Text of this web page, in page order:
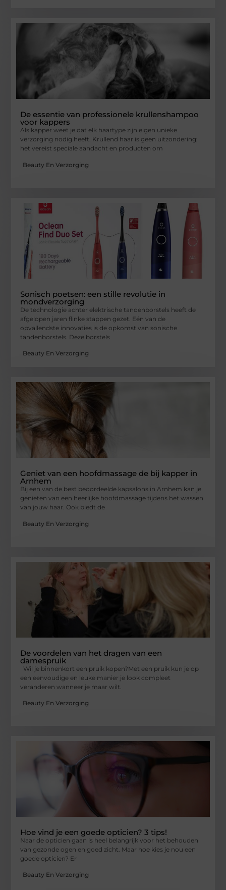
De essentie van professionele krullenshampoo
voor kappers
Als kapper weet je dat elk haartype zijn eigen unieke
verzorging nodig heeft. Krullend haar is geen uitzondering;
het vereist speciale aandacht en producten om
Beauty En Verzorging
Sonisch poetsen: een stille revolutie in
mondverzorging
De technologie achter elektrische tandenborstels heeft de
afgelopen jaren flinke stappen gezet. Eén van de
opvallendste innovaties is de opkomst van sonische
tandenborstels. Deze borstels
Beauty En Verzorging
Geniet van een hoofdmassage de bij kapper in
Arnhem
Bij een van de best beoordeelde kapsalons in Arnhem kan je
genieten van een heerlijke hoofdmassage tijdens het wassen
van jouw haar. Ook biedt de
Beauty En Verzorging
De voordelen van het dragen van een
damespruik
Wil je binnenkort een pruik kopen?Met een pruik kun je op
een eenvoudige en leuke manier je look compleet
veranderen wanneer je maar wilt.
Beauty En Verzorging
Hoe vind je een goede opticien? 3 tips!
Naar de opticien gaan is heel belangrijk voor het behouden
van gezonde ogen en goed zicht. Maar hoe kies je nou een
goede opticien? Er
Beauty En Verzorging